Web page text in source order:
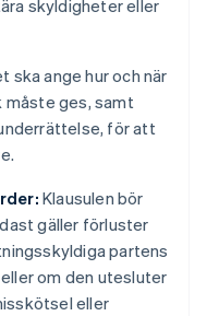
skyldigheter eller
ska ange hur och när
ges, samt
för att
Klausulen bör
gäller förluster
partens
om den utesluter
eller